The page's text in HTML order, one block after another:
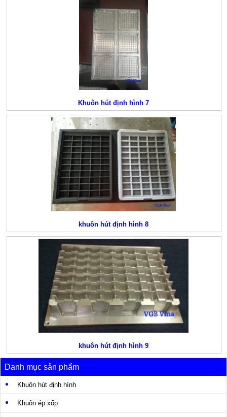
Khuôn hút định hình 7
khuôn hút định hình 8
khuôn hút định hình 9
Danh mục sản phẩm
Khuôn hút định hình
Khuôn ép xốp